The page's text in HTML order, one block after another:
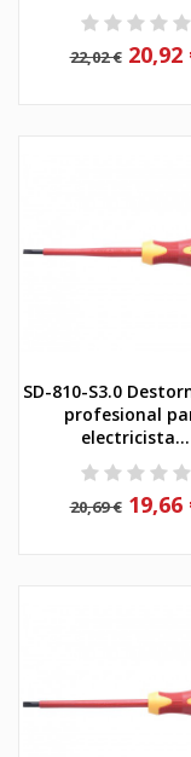
22,02 € 20,92
SD-810-S3.0
profesional
electricista...
20,69 € 19,66